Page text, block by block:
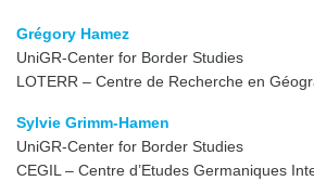
Grégory Hamez
UniGR-Center for Border Studies
LOTERR – Centre de Recherche en
Sylvie Grimm-Hamen
UniGR-Center for Border Studies
CEGIL – Centre d’Etudes Germaniques